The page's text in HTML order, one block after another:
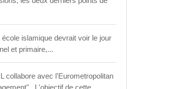
islamique devrait voir le jour
et primaire,...
avec l'Eurometropolitan
L'objectif de cette